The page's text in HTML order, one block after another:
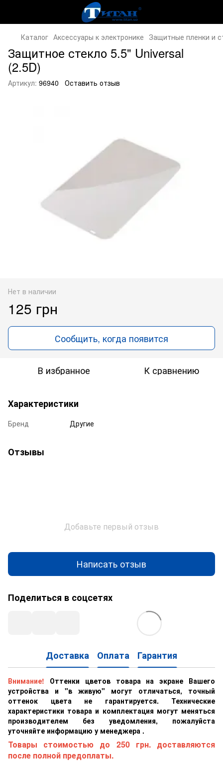
Каталог Аксессуары к электронике Защитные пленки и
Защитное стекло 5.5" Universal
(2.5D)
Артикул: 96940 Оставить отзыв
Нет в наличии
125 грн
Сообщить, когда появится
В избранное К сравнению
Характеристики
Бренд Другие
Отзывы
Добавьте первый отзыв
Написать отзыв
Поделиться в соцсетях
Доставка Оплата Гарантия
Внимание!
Оттенки цветов товара на экране Вашего
устройства и "в живую" могут отличаться, точный
оттенок цвета не гарантируется. Технические
характеристики товара и комплектация могут меняться
производителем без уведомления, пожалуйста
уточняйте информацию у менеджера .
Товары стоимостью до 250 грн. доставляются
после полной предоплаты.